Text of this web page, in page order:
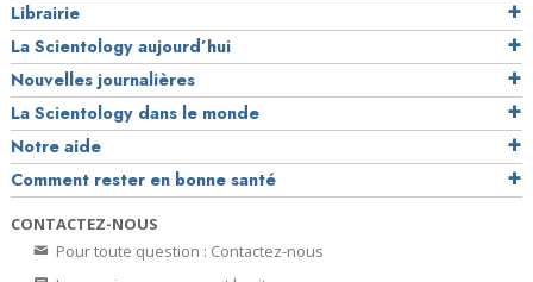
Librairie
La Scientology aujourd’hui
Nouvelles journalières
La Scientology dans le monde
Notre aide
Comment rester en bonne santé
CONTACTEZ-NOUS
Pour toute question : Contactez-nous